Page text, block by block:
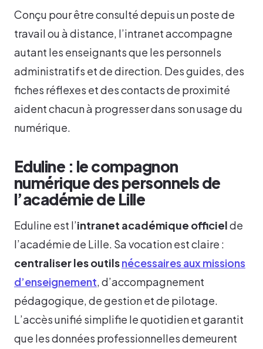
Conçu pour être consulté depuis un poste de
travail ou à distance, l’intranet accompagne
autant les enseignants que les personnels
administratifs et de direction. Des guides, des
fiches réflexes et des contacts de proximité
aident chacun à progresser dans son usage du
numérique.
Eduline : le compagnon
numérique des personnels de
l’académie de Lille
Eduline est l’intranet académique officielde
l’académie de Lille. Sa vocation est claire :
centraliser les outilsnécessaires aux missions
d’enseignement , d’accompagnement
pédagogique, de gestion et de pilotage.
L’accès unifié simplifie le quotidien et garantit
que les données professionnelles demeurent